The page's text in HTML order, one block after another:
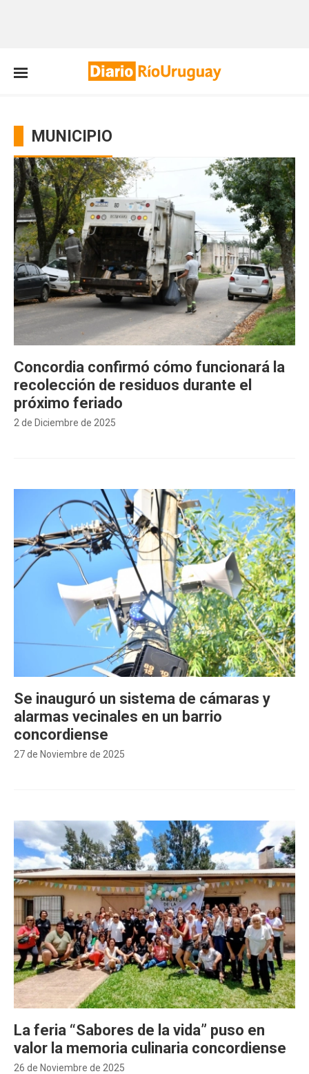
MUNICIPIO
2 de Diciembre de 2025
Concordia confirmó cómo funcionará la
recolección de residuos durante el
próximo feriado
27 de Noviembre de 2025
Se inauguró un sistema de cámaras y
alarmas vecinales en un barrio
concordiense
26 de Noviembre de 2025
La feria “Sabores de la vida” puso en
valor la memoria culinaria concordiense